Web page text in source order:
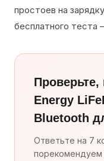
простоев на
бесплатного теста
Energy
Bluetooth
Ответьте на 7
порекомендуем